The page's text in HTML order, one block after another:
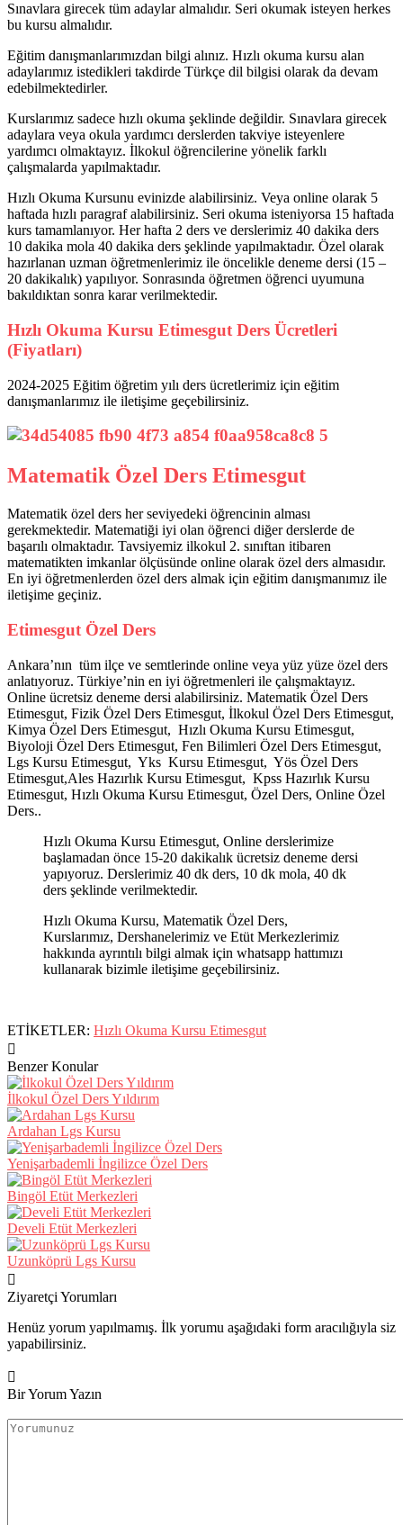
Sınavlara girecek tüm adaylar almalıdır. Seri okumak isteyen herkes
bu kursu almalıdır.
Eğitim danışmanlarımızdan bilgi alınız. Hızlı okuma kursu alan
adaylarımız istedikleri takdirde Türkçe dil bilgisi olarak da devam
edebilmektedirler.
Kurslarımız sadece hızlı okuma şeklinde değildir. Sınavlara girecek
adaylara veya okula yardımcı derslerden takviye isteyenlere
yardımcı olmaktayız. İlkokul öğrencilerine yönelik farklı
çalışmalarda yapılmaktadır.
Hızlı Okuma Kursunu evinizde alabilirsiniz. Veya online olarak 5
haftada hızlı paragraf alabilirsiniz. Seri okuma isteniyorsa 15 haftada
kurs tamamlanıyor. Her hafta 2 ders ve derslerimiz 40 dakika ders
10 dakika mola 40 dakika ders şeklinde yapılmaktadır. Özel olarak
hazırlanan uzman öğretmenlerimiz ile öncelikle deneme dersi (15 –
20 dakikalık) yapılıyor. Sonrasında öğretmen öğrenci uyumuna
bakıldıktan sonra karar verilmektedir.
Hızlı Okuma Kursu Etimesgut Ders Ücretleri
(Fiyatları)
2024-2025 Eğitim öğretim yılı ders ücretlerimiz için eğitim
danışmanlarımız ile iletişime geçebilirsiniz.
Matematik Özel Ders Etimesgut
Matematik özel ders her seviyedeki öğrencinin alması
gerekmektedir. Matematiği iyi olan öğrenci diğer derslerde de
başarılı olmaktadır. Tavsiyemiz ilkokul 2. sınıftan itibaren
matematikten imkanlar ölçüsünde online olarak özel ders almasıdır.
En iyi öğretmenlerden özel ders almak için eğitim danışmanımız ile
iletişime geçiniz.
Etimesgut Özel Ders
Ankara’nın tüm ilçe ve semtlerinde online veya yüz yüze özel ders
anlatıyoruz. Türkiye’nin en iyi öğretmenleri ile çalışmaktayız.
Online ücretsiz deneme dersi alabilirsiniz. Matematik Özel Ders
Etimesgut, Fizik Özel Ders Etimesgut, İlkokul Özel Ders Etimesgut,
Kimya Özel Ders Etimesgut, Hızlı Okuma Kursu Etimesgut,
Biyoloji Özel Ders Etimesgut, Fen Bilimleri Özel Ders Etimesgut,
Lgs Kursu Etimesgut, Yks Kursu Etimesgut, Yös Özel Ders
Etimesgut,Ales Hazırlık Kursu Etimesgut, Kpss Hazırlık Kursu
Etimesgut, Hızlı Okuma Kursu Etimesgut, Özel Ders, Online Özel
Ders..
Hızlı Okuma Kursu Etimesgut, Online derslerimize
başlamadan önce 15-20 dakikalık ücretsiz deneme dersi
yapıyoruz. Derslerimiz 40 dk ders, 10 dk mola, 40 dk
ders şeklinde verilmektedir.
Hızlı Okuma Kursu, Matematik Özel Ders,
Kurslarımız, Dershanelerimiz ve Etüt Merkezlerimiz
hakkında ayrıntılı bilgi almak için whatsapp hattımızı
kullanarak bizimle iletişime geçebilirsiniz.
ETİKETLER: Hızlı Okuma Kursu Etimesgut
Benzer Konular
İlkokul Özel Ders Yıldırım
Ardahan Lgs Kursu
Yenişarbademli İngilizce Özel Ders
Bingöl Etüt Merkezleri
Develi Etüt Merkezleri
Uzunköprü Lgs Kursu
Ziyaretçi Yorumları
Henüz yorum yapılmamış. İlk yorumu aşağıdaki form aracılığıyla siz
yapabilirsiniz.
Bir Yorum Yazın